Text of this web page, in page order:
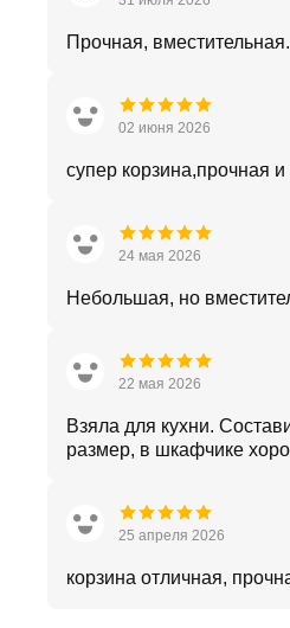
Прочная,
02 июня 2026
супер корзина,прочная
24 мая 2026
Небольшая, но
22 мая 2026
Взяла для кухни.
размер, в шкафчике
25 апреля 2026
корзина отличная,